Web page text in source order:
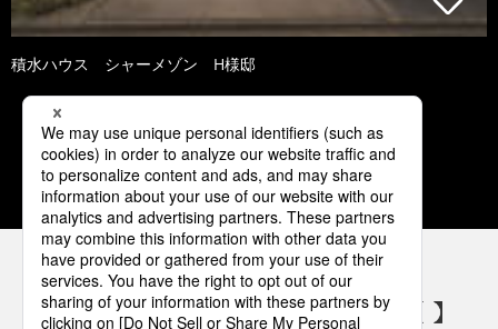
積水ハウス シャーメゾン H様邸
1 2 3 4 5
パナソニックの電気設備 SNSアカウント